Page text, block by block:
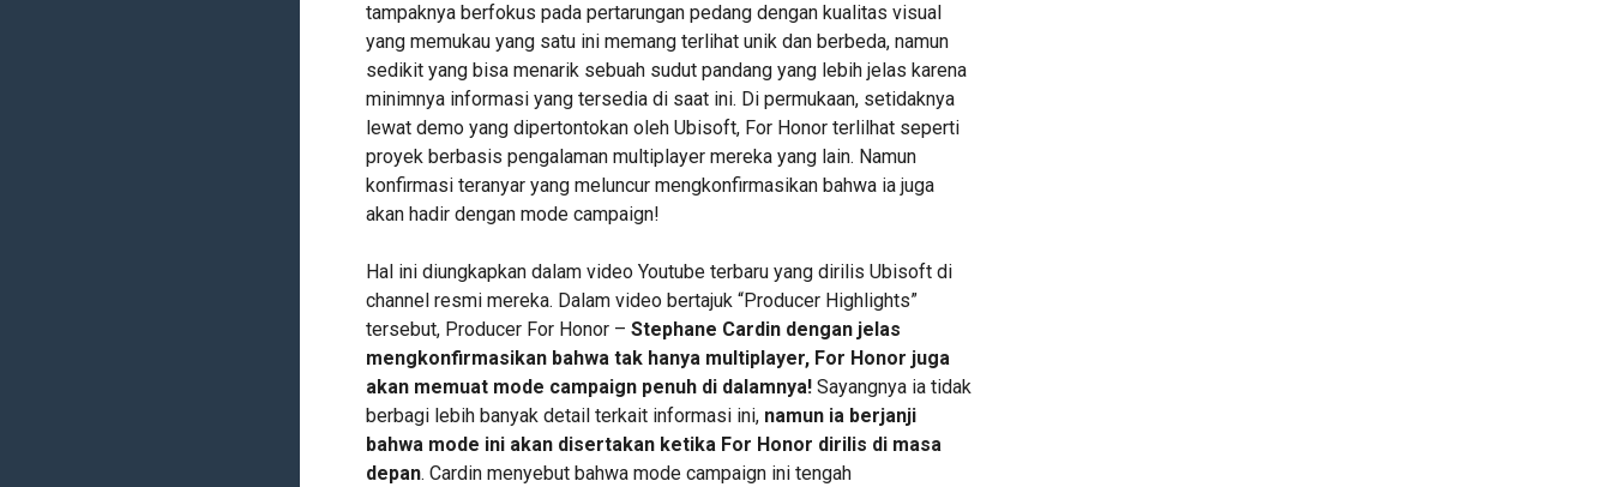
tampaknya berfokus pada pertarungan pedang dengan kualitas visual
yang memukau yang satu ini memang terlihat unik dan berbeda, namun
sedikit yang bisa menarik sebuah sudut pandang yang lebih jelas karena
minimnya informasi yang tersedia di saat ini. Di permukaan, setidaknya
lewat demo yang dipertontokan oleh Ubisoft, For Honor terlilhat seperti
proyek berbasis pengalaman multiplayer mereka yang lain. Namun
konfirmasi teranyar yang meluncur mengkonfirmasikan bahwa ia juga
akan hadir dengan mode campaign!
Hal ini diungkapkan dalam video Youtube terbaru yang dirilis Ubisoft di
channel resmi mereka. Dalam video bertajuk “Producer Highlights”
tersebut, Producer For Honor – Stephane Cardin dengan jelas
mengkonfirmasikan bahwa tak hanya multiplayer, For Honor juga
akan memuat mode campaign penuh di dalamnya!Sayangnya ia tidak
berbagi lebih banyak detail terkait informasi ini,namun ia berjanji
bahwa mode ini akan disertakan ketika For Honor dirilis di masa
depan. Cardin menyebut bahwa mode campaign ini tengah